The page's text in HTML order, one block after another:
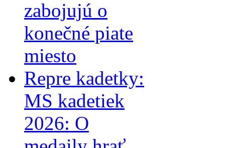
zabojujú o
konečné piate
miesto
Repre kadetky:
MS kadetiek
2026: O